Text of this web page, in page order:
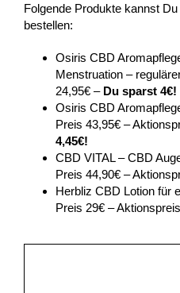
Folgende Produkte kannst
bestellen:
Osiris CBD
Menstruation –
24,95€ – Du sparst 4€!
Osiris CBD
Preis 43,95€ –
4,45€!
CBD VITAL – CBD
Preis 44,90€ –
Herbliz CBD Lotion für
Preis 29€ –